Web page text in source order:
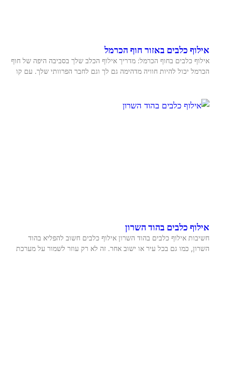
אילוף כלבים באזור חוף הכרמל
אילוף כלבים בחוף הכרמל: מדריך אילוף הכלב שלך בסביבה היפה של חוף
הכרמל יכול להיות חוויה מדהימה גם לך וגם לחבר הפרוותי שלך. עם קו
אילוף כלבים בהוד השרון
חשיבות אילוף כלבים בהוד השרון אילוף כלבים חשוב להפליא בהוד
השרון, כמו גם בכל עיר או ישוב אחר. זה לא רק עוזר לשמור על מערכת